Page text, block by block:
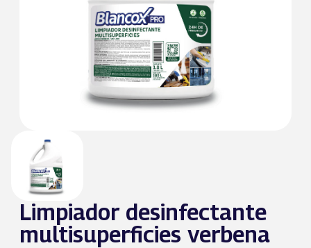
Limpiador desinfectante
multisuperficies verbena